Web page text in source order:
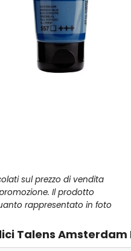
sul prezzo di vendita
Il prodotto
rappresentato in foto
Talens Amsterdam